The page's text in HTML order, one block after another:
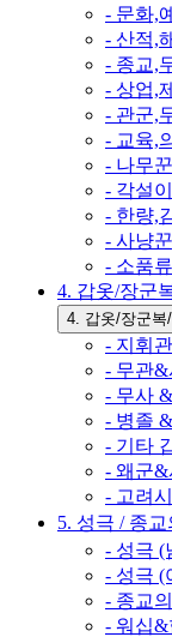
- 문화,
- 산적,
- 종교,
- 상업,
- 관군,
- 교육,
- 나무
- 각설
- 한량,
- 사냥
- 소품류
4. 갑옷/장군
4. 갑옷/장군복
- 지휘
- 무관
- 무사
- 병졸
- 기타
- 왜군&
- 고려
5. 성극 / 종
- 성극 (
- 성극 (
- 종교
- 워십&